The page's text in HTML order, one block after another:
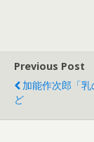
Previous Post
加能作次郎「
ど